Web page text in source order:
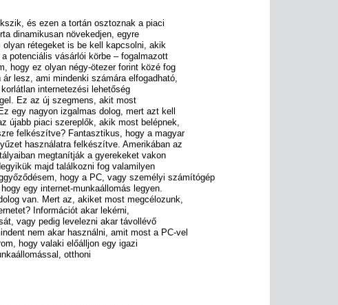
és ezen a tortán osztoznak a piaci
dinamikusan növekedjen, egyre
rétegeket is be kell kapcsolni, akik
potenciális vásárlói körbe – fogalmazott
hogy ez olyan négy-ötezer forint közé fog
lesz, ami mindenki számára elfogadható,
internetezési lehetőség
Ez az új szegmens, akit most
egy nagyon izgalmas dolog, mert azt kell
újabb piaci szereplők, akik most belépnek,
felkészítve? Fantasztikus, hogy a magyar
használatra felkészítve. Amerikában az
megtanítják a gyerekeket vakon
majd találkozni fog valamilyen
hogy a PC, vagy személyi számítógép
egy internet-munkaállomás legyen.
van. Mert az, akiket most megcélozunk,
Információt akar lekérni,
vagy pedig levelezni akar távollévő
nem akar használni, amit most a PC-vel
hogy valaki előálljon egy igazi
otthoni